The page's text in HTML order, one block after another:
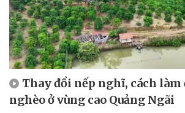
Thay đổi nếp nghĩ, cách làm
nghèo ở vùng cao Quảng Ngãi